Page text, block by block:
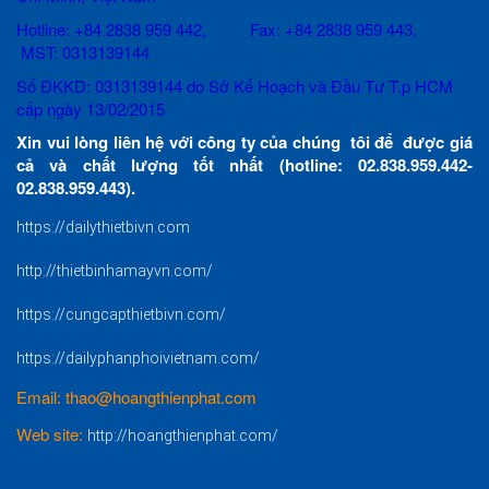
Hotline: +84 2838 959 442, Fax: +84 2838 959 443,
MST: 0313139144
Số ĐKKD: 0313139144 do Sở Kế Hoạch và Đầu Tư T.p HCM
cấp ngày 13/02/2015
Xin vui lòng liên hệ với công ty của chúng tôi để được giá
cả và chất lượng tốt nhất (hotline: 02.838.959.442-
02.838.959.443).
https://dailythietbivn.com
http://thietbinhamayvn.com/
https://cungcapthietbivn.com/
https://dailyphanphoivietnam.com/
Email: thao@hoangthienphat.com
Web site: http://hoangthienphat.com/